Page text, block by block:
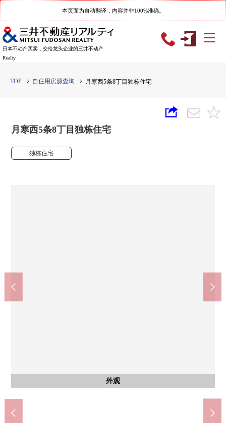
本页面为自动翻译，内容并非100%准确。
日本不动产买卖，交给龙头企业的三井不动产
Realty
TOP 自住用房源查询 月寒西5条8丁目独栋住宅
月寒西5条8丁目独栋住宅
独栋住宅
外观
客厅
客厅
客厅
客厅
客厅
厨房
公共汽车
洗脸
厕所
厕所
室内
室内
室内
洗脸
洗脸
阳台
其他
其他
门口
门口
其他
其他
停车场
停车场
外观
外观
月寒中央站(札幌市交通局东丰线)(约1200m)
步行15分钟
札幌市立南月寒小学校(约420m)
步行6分钟
raruzumato西冈店(约810m)
步行11分钟
月寒樱桃公园(约210m)
步行3分钟
医疗法人公司北树会医院(约230m)
步行3分钟
SUNDRUG月寒西店(约720m)
步行9分钟
Lawson札幌平岸8条13丁目商店(约560m)
步行7分钟